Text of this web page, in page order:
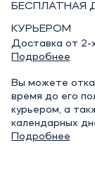
БЕСПЛАТНАЯ
КУРЬЕРОМ
Доставка от 2-
Подробнее
Вы можете
время до его
курьером, а
календарных
Подробнее